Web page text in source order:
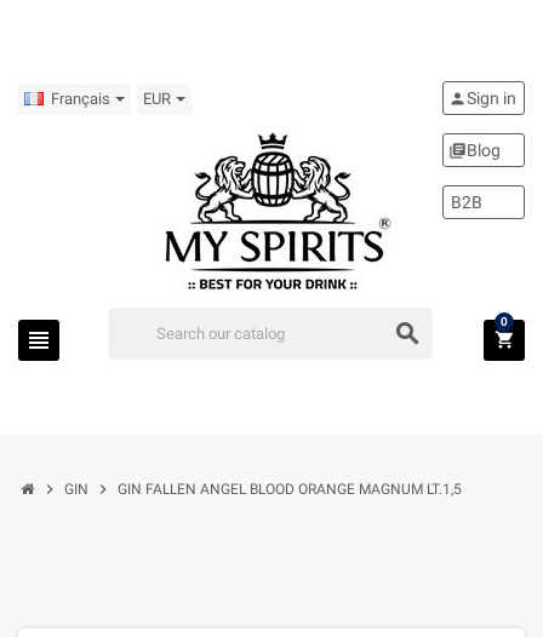
Français EUR
view_headline search
personSign in
library_booksBlog
B2B
shopping_cart
0
chevron_right GIN chevron_right GIN FALLEN ANGEL BLOOD ORANGE MAGNUM LT.1,5